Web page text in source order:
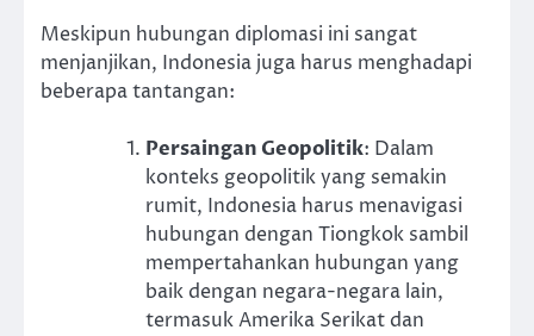
Meskipun hubungan diplomasi ini sangat
menjanjikan, Indonesia juga harus menghadapi
beberapa tantangan:
Persaingan Geopolitik: Dalam
konteks geopolitik yang semakin
rumit, Indonesia harus menavigasi
hubungan dengan Tiongkok sambil
mempertahankan hubungan yang
baik dengan negara-negara lain,
termasuk Amerika Serikat dan